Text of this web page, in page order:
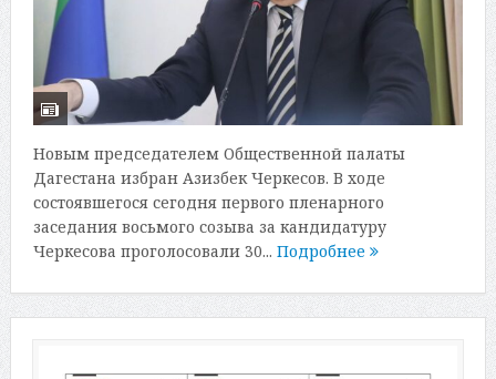
Новым председателем Общественной палаты
Дагестана избран Азизбек Черкесов. В ходе
состоявшегося сегодня первого пленарного
заседания восьмого созыва за кандидатуру
Черкесова проголосовали 30... Подробнее